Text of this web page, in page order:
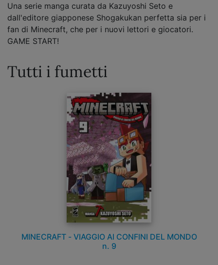
Una serie manga curata da Kazuyoshi Seto e
dall'editore giapponese Shogakukan perfetta sia per i
fan di Minecraft, che per i nuovi lettori e giocatori.
GAME START!
Tutti i fumetti
MINECRAFT - VIAGGIO AI CONFINI DEL MONDO
n. 9